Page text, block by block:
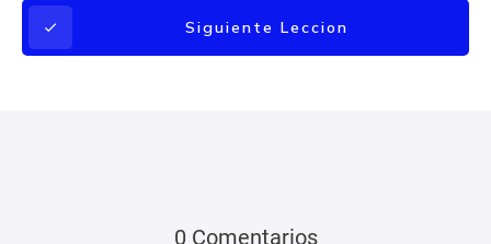
Siguiente Leccion
0 Comentarios